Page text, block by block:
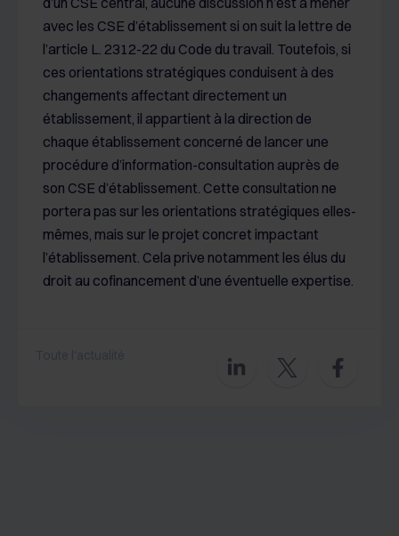
Les cookies nous permettent de personnaliser le contenu
et les annonces, d'offrir des fonctionnalités relatives aux
médias sociaux et d'analyser notre trafic sur les sites
des Editions Tissot et de BDESE online. Retrouvez notre
politique de protection des données personnelles en
cliquant ici.
avec les CSE d’établissement si on suit la lettre de
l’article L. 2312-22 du Code du travail. Toutefois, si
ces orientations stratégiques conduisent à des
changements affectant directement un
établissement, il appartient à la direction de
chaque établissement concerné de lancer une
procédure d’information-consultation auprès de
son CSE d’établissement. Cette consultation ne
portera pas sur les orientations stratégiques elles-
mêmes, mais sur le projet concret impactant
l’établissement. Cela prive notamment les élus du
droit au cofinancement d’une éventuelle expertise.